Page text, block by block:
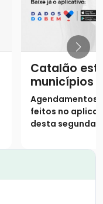
Catalão
municípios
terão
massa por
Agendamentos
feitos no
desta segunda-
semana, dia 17